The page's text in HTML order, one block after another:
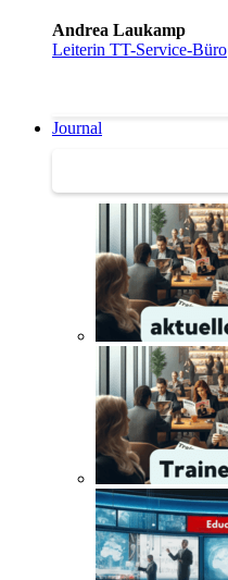
Andrea Laukamp
Leiterin TT-Service-Büro
Journal